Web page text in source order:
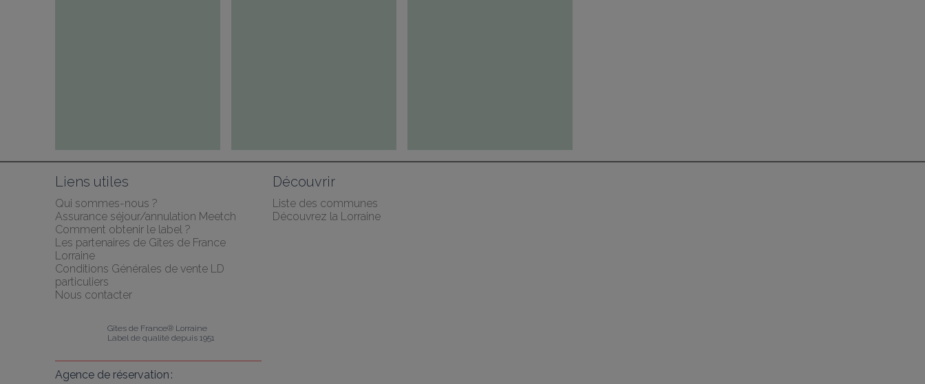
Liens utiles
Qui sommes-nous ?
Assurance séjour/annulation Meetch
Comment obtenir le label ?
Les partenaires de Gîtes de France
Lorraine
Conditions Générales de vente LD
particuliers
Nous contacter
Découvrir
Liste des communes
Découvrez la Lorraine
Gîtes de France® Lorraine
Label de qualité depuis 1951
Agence de réservation :